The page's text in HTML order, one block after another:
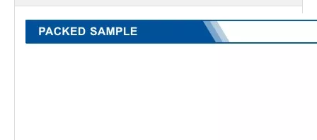
horizontal untuk
bersih（kg ）